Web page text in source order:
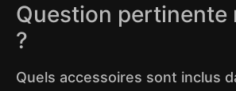
Question pertinente
?
Quels accessoires sont inclus